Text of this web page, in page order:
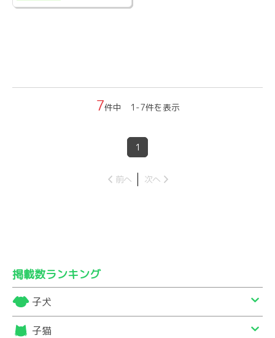
7件中 1-7件を表示
1
前へ 次へ
掲載数ランキング
子犬
子猫